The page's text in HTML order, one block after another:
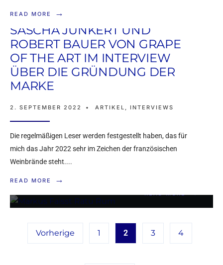
READ MORE →
SASCHA JUNKERT UND
ROBERT BAUER VON GRAPE
OF THE ART IM INTERVIEW
ÜBER DIE GRÜNDUNG DER
MARKE
2. SEPTEMBER 2022 • ARTIKEL INTERVIEWS
Die regelmäßigen Leser werden festgestellt haben, das für
mich das Jahr 2022 sehr im Zeichen der französischen
Weinbrände steht....
READ MORE →
MARKUS FAISST VON
RATU RUM IM
INTERVIEW: “FIJI STEHT
FÜR DAS PARADIES
UND HOLT DIE
MASSEN AB”
Vorherige 1 2 3 4